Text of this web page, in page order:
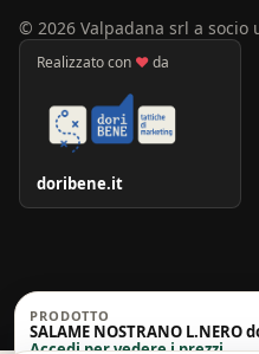
© 2026 Valpadana srl a
Realizzato con ♥da
doribene.it
PRODOTTO
SALAME NOSTRANO L.NERO
Accedi per vedere i prezzi